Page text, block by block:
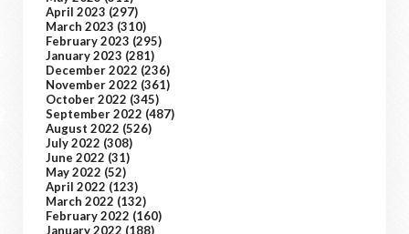
April 2023 (297)
March 2023 (310)
February 2023 (295)
January 2023 (281)
December 2022 (236)
November 2022 (361)
October 2022 (345)
September 2022 (487)
August 2022 (526)
July 2022 (308)
June 2022 (31)
May 2022 (52)
April 2022 (123)
March 2022 (132)
February 2022 (160)
January 2022 (188)